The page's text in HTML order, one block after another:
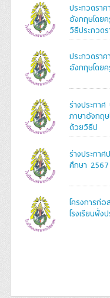
ประกวดราค
อังกฤษโดย
วิธีประกวดร
ประกวดราค
อังกฤษโดย
ร่างประกา
ภาษาอังกฤ
ด้วยวิธีป
ร่างประกาศ
ศึกษา 2567
โครงการก่อ
โรงเรียนฝั่